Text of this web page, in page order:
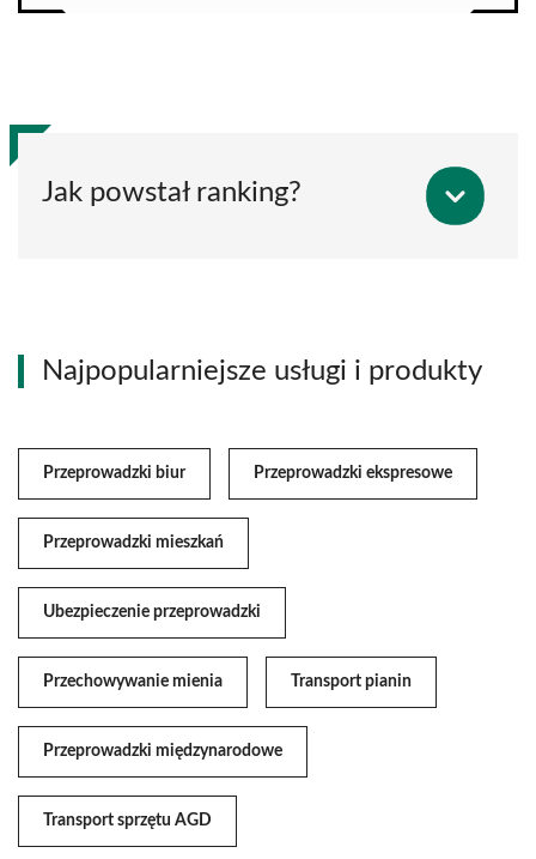
Jak powstał ranking?
Najpopularniejsze usługi i produkty
Przeprowadzki biur Przeprowadzki ekspresowe
Przeprowadzki mieszkań
Ubezpieczenie przeprowadzki
Przechowywanie mienia Transport pianin
Przeprowadzki międzynarodowe
Transport sprzętu AGD